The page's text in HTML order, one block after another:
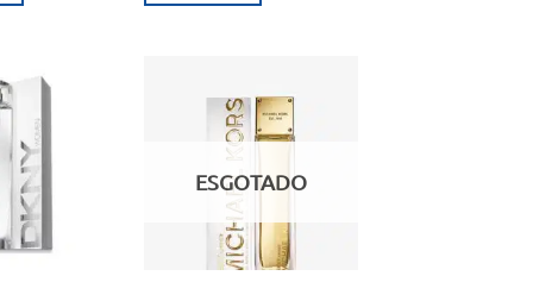
Adicionar
aos meus
Adicionar
aos meus
ESGOTADO